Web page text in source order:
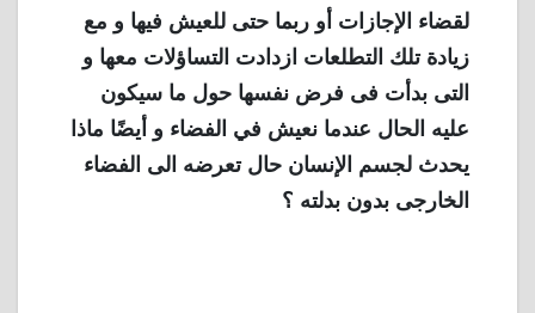
لقضاء الإجازات أو ربما حتى للعيش فيها و مع
زيادة تلك التطلعات ازدادت التساؤلات معها و
التى بدأت فى فرض نفسها حول ما سيكون
عليه الحال عندما نعيش في الفضاء و أيضًا ماذا
يحدث لجسم الإنسان حال تعرضه الى الفضاء
الخارجى بدون بدلته ؟